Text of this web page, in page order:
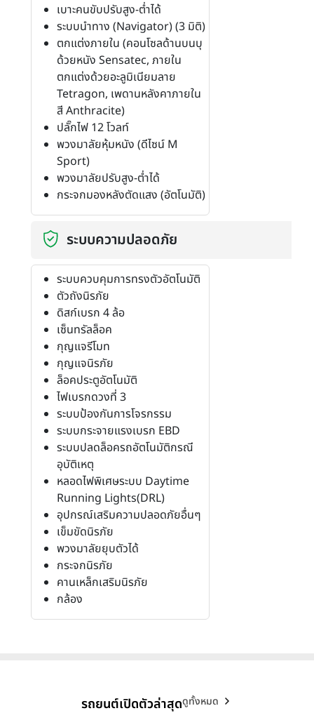
เบาะคนขับปรับสูง-ต่ำได้
ระบบนำทาง (Navigator) (3 มิติ)
ตกแต่งภายใน (คอนโซลด้านบนบุ
ด้วยหนัง Sensatec, ภายใน
ตกแต่งด้วยอะลูมิเนียมลาย
Tetragon, เพดานหลังคาภายใน
สี Anthracite)
ปลั๊กไฟ 12 โวลท์
พวงมาลัยหุ้มหนัง (ดีไซน์ M
Sport)
พวงมาลัยปรับสูง-ต่ำได้
กระจกมองหลังตัดแสง (อัตโนมัติ)
ระบบความปลอดภัย
ระบบควบคุมการทรงตัวอัตโนมัติ
ตัวถังนิรภัย
ดิสก์เบรก 4 ล้อ
เซ็นทรัลล็อค
กุญแจรีโมท
กุญแจนิรภัย
ล็อคประตูอัตโนมัติ
ไฟเบรกดวงที่ 3
ระบบป้องกันการโจรกรรม
ระบบกระจายแรงเบรก EBD
ระบบปลดล็อครถอัตโนมัติกรณี
อุบัติเหตุ
หลอดไฟพิเศษระบบ Daytime
Running Lights(DRL)
อุปกรณ์เสริมความปลอดภัยอื่นๆ
เข็มขัดนิรภัย
พวงมาลัยยุบตัวได้
กระจกนิรภัย
คานเหล็กเสริมนิรภัย
กล้อง
รถยนต์เปิดตัวล่าสุดดูทั้งหมด